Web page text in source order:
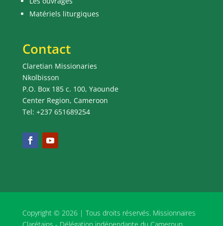
Matériels liturgiques
Contact
Claretian Missionaries
Nkolbisson
P.O. Box 185 c. 100, Yaounde
Center Region, Cameroon
Tel: +237 651689254
Copyright © 2026 | Tous droits réservés. Missionnaires